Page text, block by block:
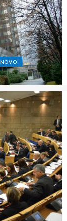
NOVO